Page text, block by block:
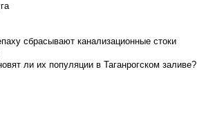
сбрасывают канализационные стоки
ли их популяции в Таганрогском заливе?